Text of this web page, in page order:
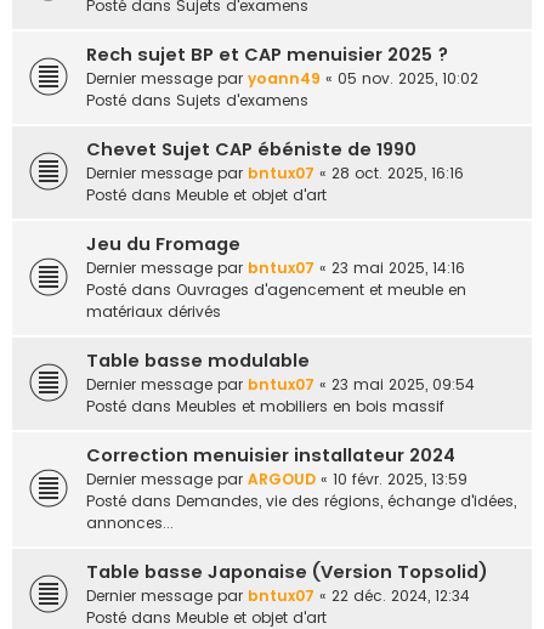
Posté dans Sujets d'examens
Rech sujet BP et CAP menuisier 2025 ?
Dernier message par yoann49 « 05 nov. 2025, 10:02
Posté dans Sujets d'examens
Chevet Sujet CAP ébéniste de 1990
Dernier message par bntux07 « 28 oct. 2025, 16:16
Posté dans Meuble et objet d'art
Jeu du Fromage
Dernier message par bntux07 « 23 mai 2025, 14:16
Posté dans Ouvrages d'agencement et meuble en
matériaux dérivés
Table basse modulable
Dernier message par bntux07 « 23 mai 2025, 09:54
Posté dans Meubles et mobiliers en bois massif
Correction menuisier installateur 2024
Dernier message par ARGOUD « 10 févr. 2025, 13:59
Posté dans Demandes, vie des régions, échange d'idées,
annonces...
Table basse Japonaise (Version Topsolid)
Dernier message par bntux07 « 22 déc. 2024, 12:34
Posté dans Meuble et objet d'art